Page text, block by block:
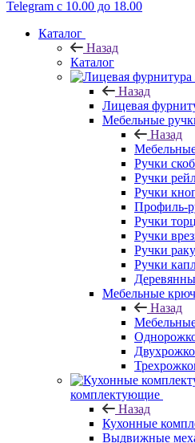
Telegram с 10.00 до 18.00
Каталог
Назад
Каталог
Назад
Лицевая
Мебельные
Назад
Ручки
Ручки
Ручки
Профиль-
Ручки
Ручки
Ручки
Ручки
Мебельные
Назад
комплектующие
Назад
Кухонные
Выдвижные